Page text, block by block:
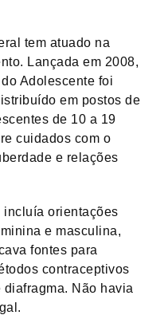
tem atuado na
Lançada em 2008,
Adolescente foi
em postos de
de 10 a 19
cuidados com o
e relações
incluía orientações
e masculina,
fontes para
contraceptivos
Não havia